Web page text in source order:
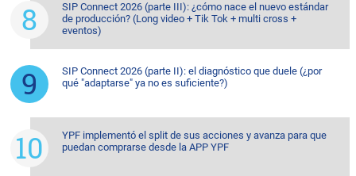
SIP Connect 2026 (parte III): ¿cómo nace el nuevo estándar
de producción? (Long video + Tik Tok + multi cross +
eventos)
SIP Connect 2026 (parte II): el diagnóstico que duele (¿por
qué "adaptarse" ya no es suficiente?)
YPF implementó el split de sus acciones y avanza para que
puedan comprarse desde la APP YPF